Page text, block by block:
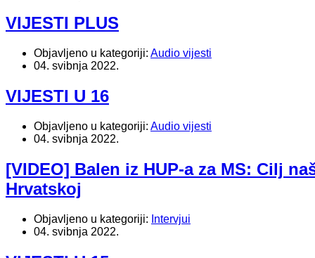
VIJESTI PLUS
Objavljeno u kategoriji: Audio vijesti
04. svibnja 2022.
VIJESTI U 16
Objavljeno u kategoriji: Audio vijesti
04. svibnja 2022.
[VIDEO] Balen iz HUP-a za MS: Cilj
Hrvatskoj
Objavljeno u kategoriji: Intervjui
04. svibnja 2022.